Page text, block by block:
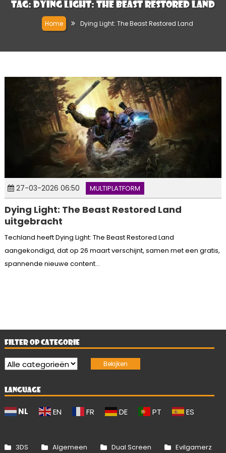
Tag: Dying Light: The Beast Restored Land
Home Dying Light: The Beast Restored Land
27-03-2026 06:50 MULTIPLATFORM
Dying Light: The Beast Restored Land
uitgebracht
Techland heeft Dying Light: The Beast Restored Land
aangekondigd, dat op 26 maart verschijnt, samen met een gratis,
spannende nieuwe content...
FILTER OP CATEGORIE
LANGUAGE
NL EN FR DE PT ES
3DS Algemeen Dual Screen Evilgamerz